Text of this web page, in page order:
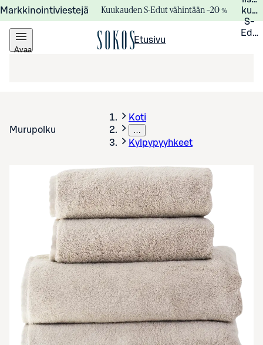
Markkinointiviestejä Kuukauden S-Edut vähintään –20 %
S-
Avaa
Etusivu
Murupolku
Koti
…
Kylpypyyhkeet
Avaa tuotekuva suurennettuna